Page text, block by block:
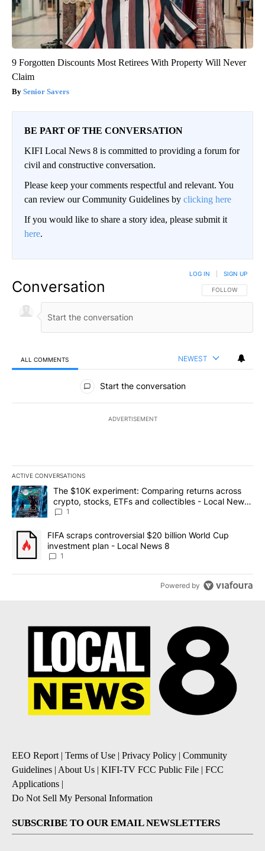
9 Forgotten Discounts Most Retirees With Property Will Never
Claim
Senior Savers
BE PART OF THE CONVERSATION
KIFI Local News 8 is committed to providing a forum for
civil and constructive conversation.
Please keep your comments respectful and relevant. You
can review our Community Guidelines by clicking here
If you would like to share a story idea, please submit it
here.
Conversation FOLLOW THIS
FOLLOW
LOG IN SIGN UP
ALL COMMENTS NEWEST
All Comments
Start the conversation
ADVERTISEMENT
ACTIVE CONVERSATIONS
The following is a list of the most commented articles in the last
A trending article titled "The $10K experiment: Comparing
The $10K experiment: Comparing returns across
crypto, stocks, ETFs and collectibles - Local News
8
1
A trending article titled "FIFA scraps controversial $20 billion
FIFA scraps controversial $20 billion World Cup
investment plan - Local News 8
1
Powered by
EEO Report| Terms of Use | Privacy Policy | Community
Guidelines | About Us | KIFI-TV FCC Public File | FCC
Applications |
Do Not Sell My Personal Information
SUBSCRIBE TO OUR EMAIL NEWSLETTERS